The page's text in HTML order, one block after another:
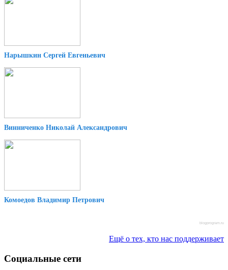
Нарышкин Сергей Евгеньевич
Винниченко Николай Александрович
Комоедов Владимир Петрович
blogprogram.ru
Ещё о тех, кто нас поддерживает
Социальные сети